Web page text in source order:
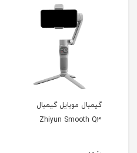
گیمبال موبایل گیمبال
Zhiyun Smooth Q3